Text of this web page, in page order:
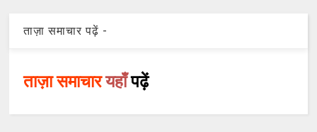
ताज़ा समाचार पढ़ें -
ताज़ा समाचारयहाँपढ़ें